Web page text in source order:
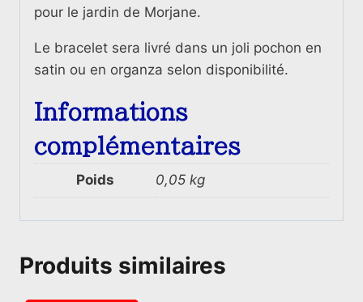
pour le jardin de Morjane.
Le bracelet sera livré dans un joli pochon en
satin ou en organza selon disponibilité.
Informations
complémentaires
Poids 0,05 kg
Produits similaires